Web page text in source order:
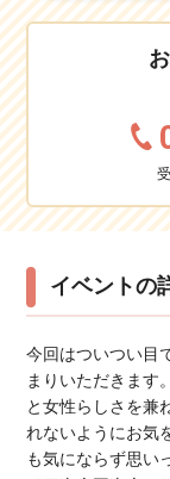
イベントの
今回はついつい目
まりいただきます
と女性らしさを兼
れないようにお気
も気にならず思い